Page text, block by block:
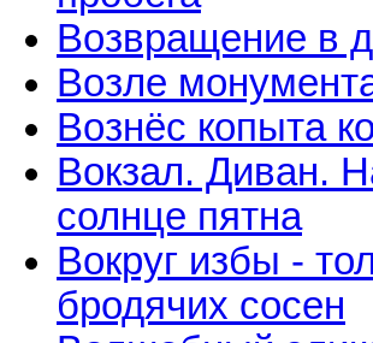
Возвращение в
Возле
Вознёс копыта
Вокзал. Диван.
солнце пятна
Вокруг избы -
бродячих сосен